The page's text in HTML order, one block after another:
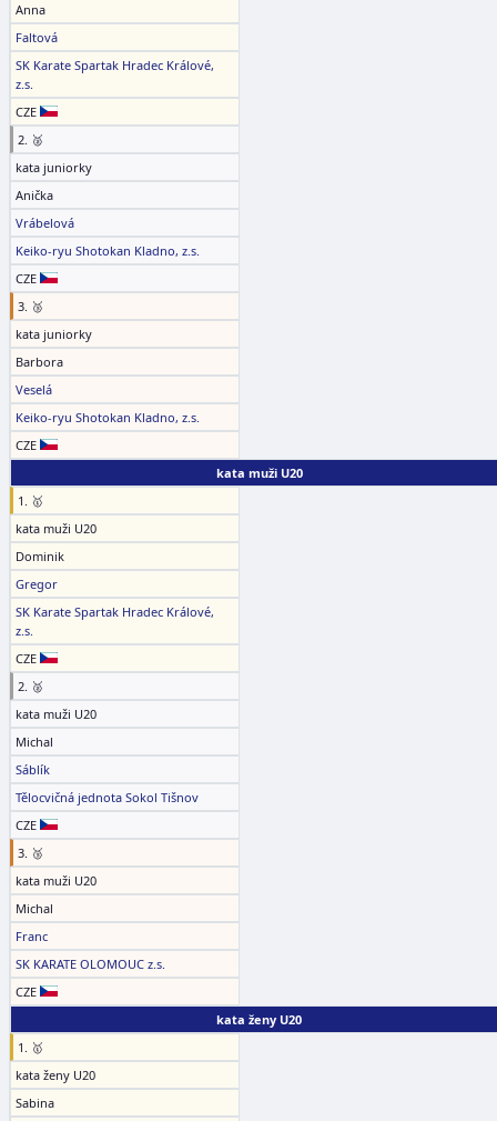
Anna
Faltová
SK Karate Spartak Hradec Králové,
z.s.
CZE
2. 🥈
kata juniorky
Anička
Vrábelová
Keiko-ryu Shotokan Kladno, z.s.
CZE
3. 🥉
kata juniorky
Barbora
Veselá
Keiko-ryu Shotokan Kladno, z.s.
CZE
kata muži U20
1. 🥇
kata muži U20
Dominik
Gregor
SK Karate Spartak Hradec Králové,
z.s.
CZE
2. 🥈
kata muži U20
Michal
Sáblík
Tělocvičná jednota Sokol Tišnov
CZE
3. 🥉
kata muži U20
Michal
Franc
SK KARATE OLOMOUC z.s.
CZE
kata ženy U20
1. 🥇
kata ženy U20
Sabina